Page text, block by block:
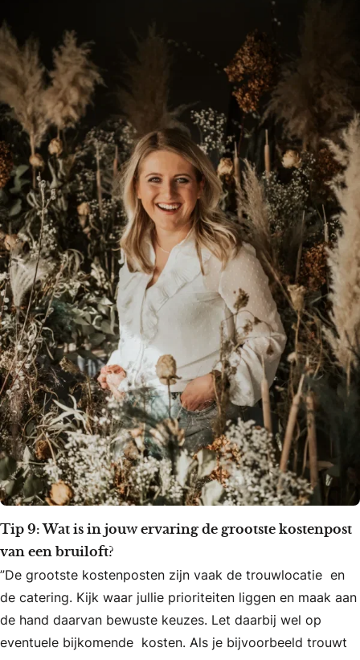
Tip 9: Wat is in jouw ervaring de grootste kostenpost
van een bruiloft?
”De grootste kostenposten zijn vaak de trouwlocatie en
de catering. Kijk waar jullie prioriteiten liggen en maak aan
de hand daarvan bewuste keuzes. Let daarbij wel op
eventuele bijkomende kosten. Als je bijvoorbeeld trouwt